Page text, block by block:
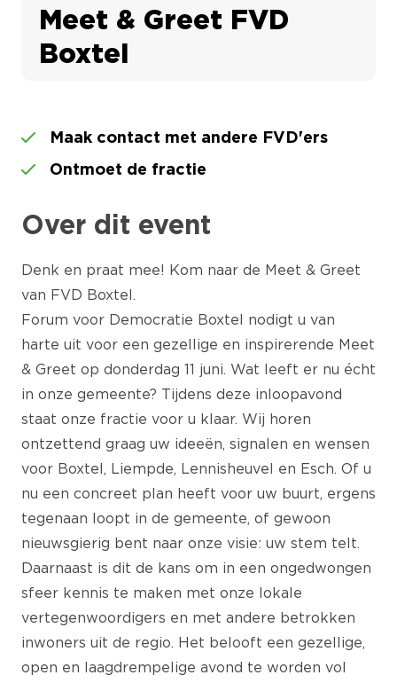
Meet & Greet FVD
Boxtel
Maak contact met andere FVD'ers
Ontmoet de fractie
Over dit event
Denk en praat mee! Kom naar de Meet & Greet
van FVD Boxtel.
Forum voor Democratie Boxtel nodigt u van
harte uit voor een gezellige en inspirerende Meet
& Greet op donderdag 11 juni. Wat leeft er nu écht
in onze gemeente? Tijdens deze inloopavond
staat onze fractie voor u klaar. Wij horen
ontzettend graag uw ideeën, signalen en wensen
voor Boxtel, Liempde, Lennisheuvel en Esch. Of u
nu een concreet plan heeft voor uw buurt, ergens
tegenaan loopt in de gemeente, of gewoon
nieuwsgierig bent naar onze visie: uw stem telt.
Daarnaast is dit de kans om in een ongedwongen
sfeer kennis te maken met onze lokale
vertegenwoordigers en met andere betrokken
inwoners uit de regio. Het belooft een gezellige,
open en laagdrempelige avond te worden vol